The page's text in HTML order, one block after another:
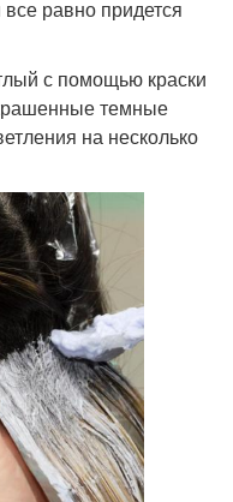
равно придется
с помощью краски
темные
на несколько